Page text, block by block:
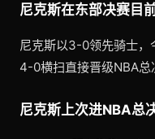
尼克斯在东部决赛目
尼克斯以3-0领先骑士，
4-0横扫直接晋级NBA总
尼克斯上次进NBA总